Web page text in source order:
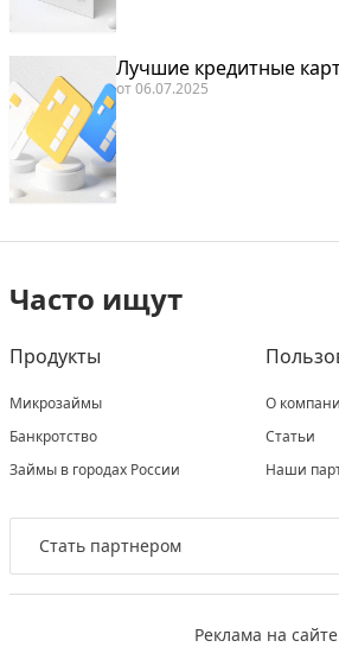
Лучшие кредитные
от06.07.2025
Часто ищут
Продукты
Микрозаймы
Банкротство
Займы в городах России
О
Статьи
Наши
Стать партнером
Реклама на сайте